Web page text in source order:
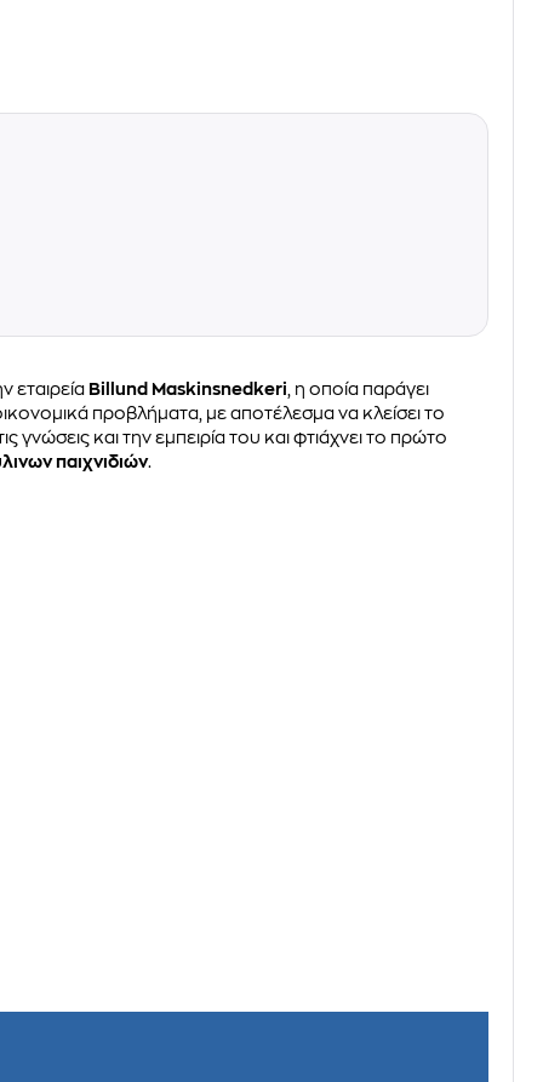
εταιρεία Billund Maskinsnedkeri , η οποία παράγει
προβλήματα, με αποτέλεσμα να κλείσει το
γνώσεις και την εμπειρία του και φτιάχνει το πρώτο
παιχνιδιών.